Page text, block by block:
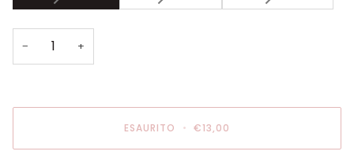
NON
DISPONIBILE
− +
ESAURITO • €13,00